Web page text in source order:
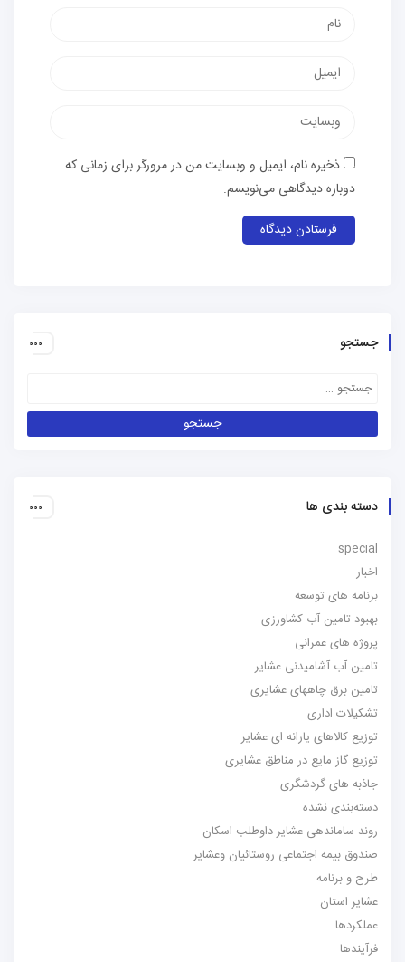
پست
وب‌سایت
ذخیره نام، ایمیل و وبسایت من در مرورگر برای زمانی که
دوباره دیدگاهی می‌نویسم.
جستجو
دسته بندی ها
special
اخبار
برنامه های توسعه
بهبود تامین آب کشاورزی
پروژه های عمرانی
تامین آب آشامیدنی عشایر
تامین برق چاههای عشایری
تشکیلات اداری
توزیع کالاهای یارانه ای عشایر
توزیع گاز مایع در مناطق عشایری
جاذبه های گردشگری
دسته‌بندی نشده
روند ساماندهی عشایر داوطلب اسکان
صندوق بیمه اجتماعی روستائیان وعشایر
طرح و برنامه
عشایر استان
عملکردها
فرآیندها